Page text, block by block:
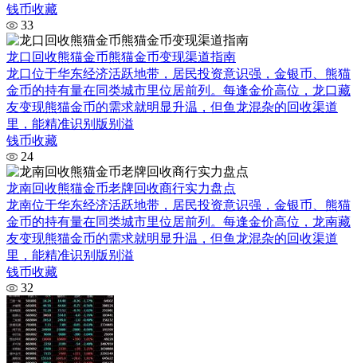
钱币收藏
33
龙口回收熊猫金币熊猫金币变现渠道指南
龙口位于华东经济活跃地带，居民投资意识强，金银币、熊猫
金币的持有量在同类城市里位居前列。每逢金价高位，龙口藏
友变现熊猫金币的需求就明显升温，但鱼龙混杂的回收渠道
里，能精准识别版别溢
钱币收藏
24
龙南回收熊猫金币老牌回收商行实力盘点
龙南位于华东经济活跃地带，居民投资意识强，金银币、熊猫
金币的持有量在同类城市里位居前列。每逢金价高位，龙南藏
友变现熊猫金币的需求就明显升温，但鱼龙混杂的回收渠道
里，能精准识别版别溢
钱币收藏
32